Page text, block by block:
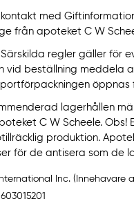
kontakt med
från apoteket C W
Särskilda regler gäller för
vid beställning meddela
öppnas
lagerhållen
C W Scheele. Obs!
produktion.
för de antisera som de
Inc. (Innehavare